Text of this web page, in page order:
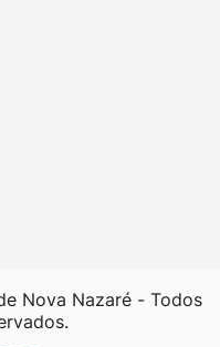
Nova Nazaré - Todos